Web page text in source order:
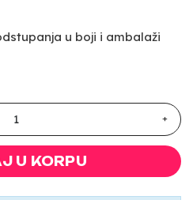
u boji i ambalaži
U KORPU